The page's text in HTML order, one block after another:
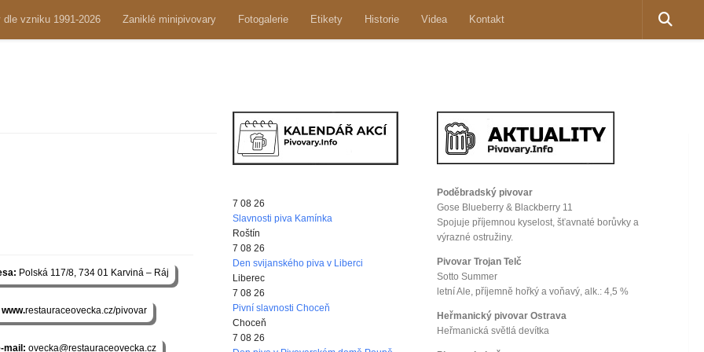
dle vzniku 1991-2026 Zaniklé minipivovary Fotogalerie Etikety Historie Videa Kontakt
Polská 117/8, 734 01 Karviná – Ráj
www.restauraceovecka.cz/pivovar
mail: ovecka@restauraceovecka.cz
Poděbradský pivovar
Gose Blueberry & Blackberry 11
Spojuje příjemnou kyselost, šťavnaté borůvky a
výrazné ostružiny.
Pivovar Trojan Telč
Sotto Summer
letní Ale, příjemně hořký a voňavý, alk.: 4,5 %
Heřmanický pivovar Ostrava
Heřmanická světlá devítka
7 08 26
Slavnosti piva Kamínka
Roštín
7 08 26
Den svijanského piva v Liberci
Liberec
7 08 26
Pivní slavnosti Choceň
Choceň
7 08 26